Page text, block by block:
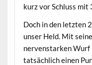
kurz vor Schluss mit
Doch in den letzten
unser Held. Mit
nervenstarken Wurf
tatsächlich einen